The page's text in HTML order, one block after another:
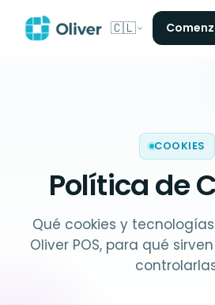
🇨🇱
COOKIES
Política de
Qué cookies y
Oliver POS, para qué